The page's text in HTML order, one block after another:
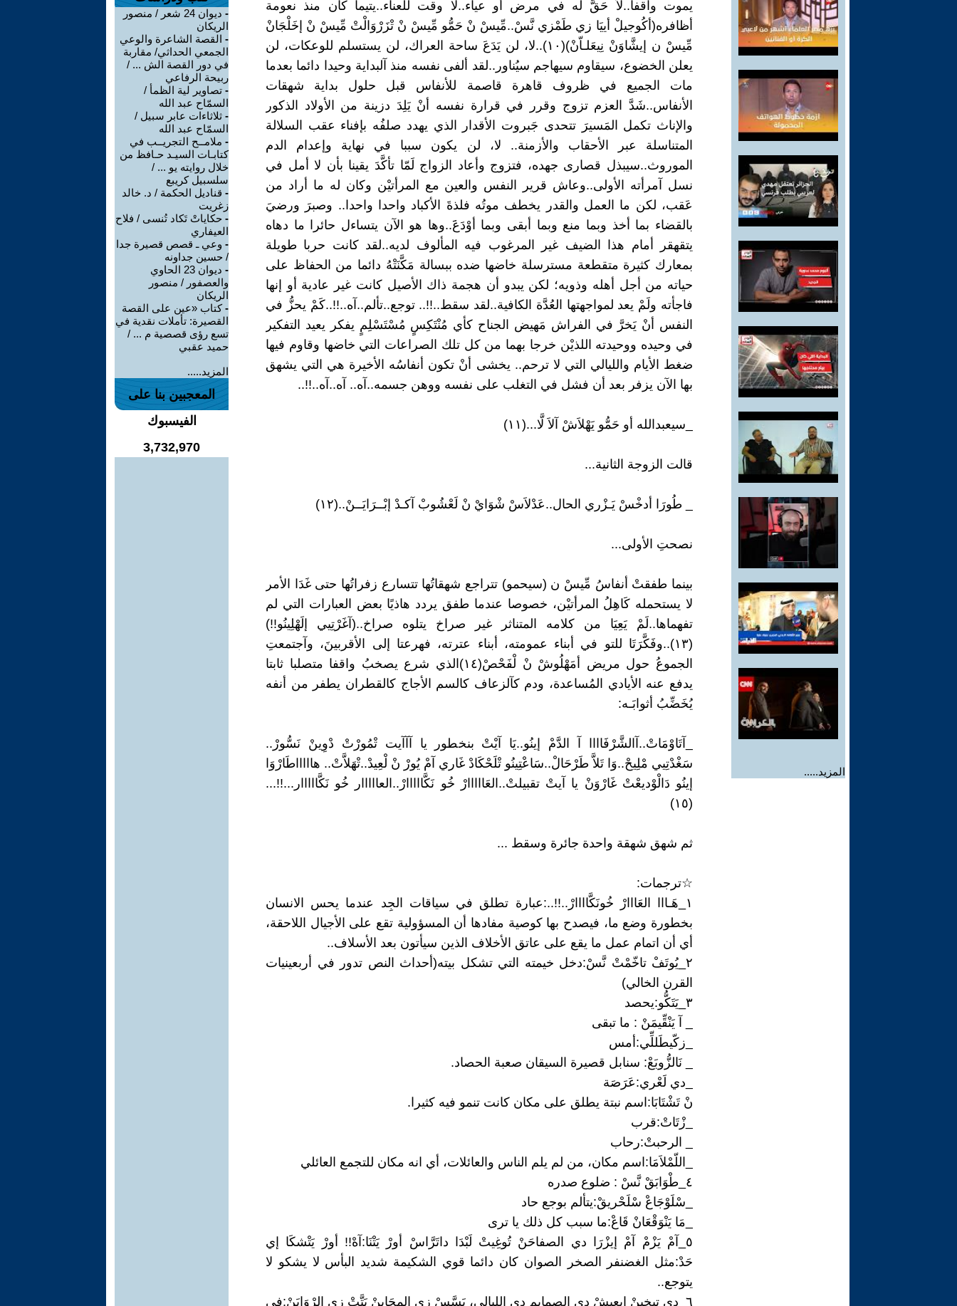
المزيد.....
يموت واقفا..لاَ حَقَّ له في مرض أو عياء..لا وقت للعناء..يتيما كان منذ نعومة
أظافره(أكُوجيلْ أييَا زي طَمْزي نَّسْ..مِّيسْ نْ حَمُّو مِّيسْ نْ تْزَرْوَالْتْ مِّيسْ نْ إخَلْجَانْ
مِّيسْ ن إيشَّاوَنْ نِيعَلـاّنْ)(١٠)..لا، لن يَدَعَ ساحة العراك، لن يستسلم للوعكات، لن
يعلن الخضوع، سيقاوم سيهاجم سيُناور..لقد ألفى نفسه منذ آلبداية وحيدا دائما بعدما
مات الجميع في ظروف قاهرة قاصمة للأنفاس قبل حلول بداية شهقات
الأنفاس..شَدَّ العزم تزوج وقرر في قرارة نفسه أنْ يَلِدَ دزينة من الأولاد الذكور
والإناث تكمل المَسيرَ تتحدى جَبروت الأقدار الذي يهدد صلفُه بإفناء عقب السلالة
المتناسلة عبر الأحقاب والأزمنة.. لا، لن يكون سببا في نهاية وإعدام الدم
الموروث..سيبذل قصارى جهده، فتزوج وأعاد الزواج لَمّا تأكَّدَ يقينا بأن لا أمل في
نسل آمرأته الأولى..وعاش قرير النفس والعين مع المرأتيْن وكان له ما أراد من
عَقب، لكن ما العمل والقدر يخطف موتُه فلذةَ الأكباد واحدا واحدا.. وصبرَ ورضيَ
بالقضاء بما أخذ وبما منع وبما أبقى وبما أوْدَعََ..وها هو الآن يتساءل حائرا ما دهاه
يتقهقر أمام هذا الضيف غير المرغوب فيه المألوف لديه..لقد كانت حربا طويلة
بمعارك كثيرة متقطعة مسترسلة خاضها ضده ببسالة مَكَّنَتْهُ دائما من الحفاظ على
حياته من أجل أهله وذويه؛ لكن يبدو أن هجمة ذاك الأصيل كانت غير عادية أو إنها
فاجأته ولَمْ يعد لمواجهتها العُدَّة الكافية..لقد سقط..!!.. توجع..تألم..آه..!!..كَمْ يحزُّ في
النفس أنْ يَخرَّ في الفراش مَهيض الجناح كأي مُنْتَكِسٍ مُسْتَسْلِمٍ يفكر يعيد التفكير
في وحيده ووحيدته اللذيْن خرجا بهما من كل تلك الصراعات التي خاضها وقاوم فيها
ضغط الأيام والليالي التي لا ترحم.. يخشى أنْ تكون أنفاسُه الأخيرة هي التي يشهق
بها الآن يزفر بعد أن فشل في التغلب على نفسه ووهن جسمه..آه.. آه..آه..!!..
_سيعبدالله أو حَمُّو يَهْلاَشْ آلاَ لَّا...(١١)
قالت الزوجة الثانية...
_ طُورَا أدخْسْ يَـزْري الحال..عَدْلاَسْ شْوَايْ نْ لَعْشُوبْ آكـدْ إبْــرَايَــنْ..(١٢)
نصحتِ الأولى...
بينما طفقتْ أنفاسُ مِّيسْ ن (سيحمو) تتراجع شهقاتُها تتسارع زفراتُها حتى غَدَا الأمر
لا يستحمله كَاهِلُ المرأتيْن، خصوصا عندما طفق يردد هاذيًا بعض العبارات التي لم
تفهماها..لَمْ يَعِيَا من كلامه المتناثر غير صراخ يتلوه صراخ..(آغَرْتِيي إلَهْلِينُو!!)
(١٣)..وفَكَّرَتَا للتو في أبناء عمومته، أبناء عترته، فهرعتا إلى الأقربينَ، وآجتمعتِ
الجموعُ حول مريض أمَهْلُوشْ نْ لْفَحْصْ(١٤)الذي شرع يصخبُ واقفا متصلبا ثابتا
يدفع عنه الأيادي المُساعدة، ودم كآلزعاف كالسم الأجاج كالقطران يطفر من أنفه
يُخَضِّبُ أثوابَـه:
_آتَاوْمَاتْ..آالشَّرْفَاااا آ الدَّمْ إينُو..يَا آيْتْ بنخطور يا آآآيت تْمُورْتْ دْوِينْ نَسُّورْ..
سَغْدْتِيي مْلِيحْ..وَا تَلاَّ طَرْحَالْ..سَاعْتِينُو تْلَحْكَادْ غَاري آمْ يُورْ نْ لْعِيدْ..تْهَلاَّتْ.. هاااااطَارْوَا
إينُو دَالْوْديعْتْ غَارْوَنْ يا آيتْ تقبيلتْ..العَااااارْ خُو نَكَّااااارْ..العااااار خُو نَكَّااااار...!!...
(١٥)
ثم شهق شهقة واحدة جائرة وسقط ...
☆ترجمات:
١_هَـااا العَااارْ خُونَكَّاااارْ..!!..:عبارة تطلق في سياقات الجِد عندما يحس الانسان
بخطورة وضع ما، فيصدح بها كوصية مفادها أن المسؤولية تقع على الأجيال اللاحقة،
أي أن اتمام عمل ما يقع على عاتق الأخلاف الذين سيأتون بعد الأسلاف..
٢_يُوتَفْ تاخّمْتْ نَّسْ:دخل خيمته التي تشكل بيته(أحداث النص تدور في أربعينيات
القرن الخالي)
٣_يَتَكُّو:يحصد
_ آ يَنْقِّيمَنْ : ما تبقى
_زكّيطَللِّي:أمس
_ نَالزُّوبَعْ: سنابل قصيرة السيقان صعبة الحصاد.
_دي لَعْري:عَرَصَة
نْ تَشْتَابَا:اسم نبتة يطلق على مكان كانت تنمو فيه كثيرا.
_زْتَاتْ:قرب
_ الرحبتْ:رحاب
_اللّمْلاَمَا:اسم مكان، من لم يلم الناس والعائلات، أي انه مكان للتجمع العائلي
٤_طْوَابَقْ نَّسْ : ضلوع صدره
_سْلَوْجَاعْ سْلَحْريقْ:يتألم بوجع حاد
_مَا يَنْوَقْعَانْ قَاعْ:ما سبب كل ذلك يا ترى
٥_آمْ يَزْمْ آمْ إيزْرَا دي الصفاحَنْ تُوغِيتْ لَبْدَا داتَرَّاسْ أورْ يَتْنَا:آهْ!! أورْ يَتْشكَا إي
حَدْ:مثل الغضنفر الصخر الصوان كان دائما قوي الشكيمة شديد البأس لا يشكو لا
يتوجع..
٦_دي تيخينْ إيعيشْ دي الصمايم دي الليالي، يَسَّسْ زي المحَاينْ يَتَّتْ زي الرْوَايَنْ:في
-
ديوان 24 شعر / منصور
الريكان
- القصة الشاعرة والوعي
الجمعي الحداثي/ مقاربة
في دور القصة الش ... /
ربيحة الرفاعي
- تصاوير لية الظمأ /
السمّاح عبد الله
- ثلاثاءات عابر سبيل /
السمّاح عبد الله
- ملامــح التجريــب في
كتابـات السيـد حـافظ من
خلال روايته يو ... /
سلسبيل كريبع
- قناديل الحكمة / د. خالد
زغريت
- حكاياتْ تَكاد تُنسى / فلاح
العيفاري
- وعي ـ قصص قصيرة جدا
/ حسين جداونه
-
ديوان 23 الحاوي
والعصفور / منصور
الريكان
-كتاب «عين على القصة
القصيرة: تأملات نقدية في
تسع رؤى قصصية م ... /
حميد عقبي
المزيد.....
المعجبين بنا على
الفيسبوك
3,732,970